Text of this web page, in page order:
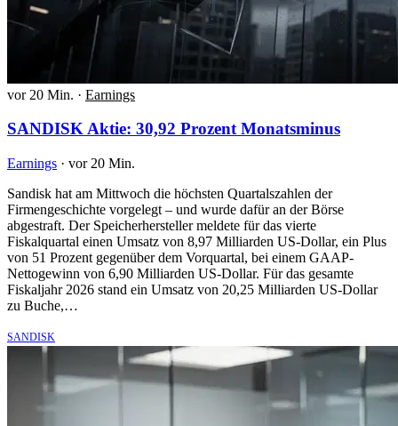
vor 20 Min. · Earnings
SANDISK Aktie: 30,92 Prozent Monatsminus
Earnings · vor 20 Min.
Sandisk hat am Mittwoch die höchsten Quartalszahlen der
Firmengeschichte vorgelegt – und wurde dafür an der Börse
abgestraft. Der Speicherhersteller meldete für das vierte
Fiskalquartal einen Umsatz von 8,97 Milliarden US-Dollar, ein Plus
von 51 Prozent gegenüber dem Vorquartal, bei einem GAAP-
Nettogewinn von 6,90 Milliarden US-Dollar. Für das gesamte
Fiskaljahr 2026 stand ein Umsatz von 20,25 Milliarden US-Dollar
zu Buche,…
SANDISK